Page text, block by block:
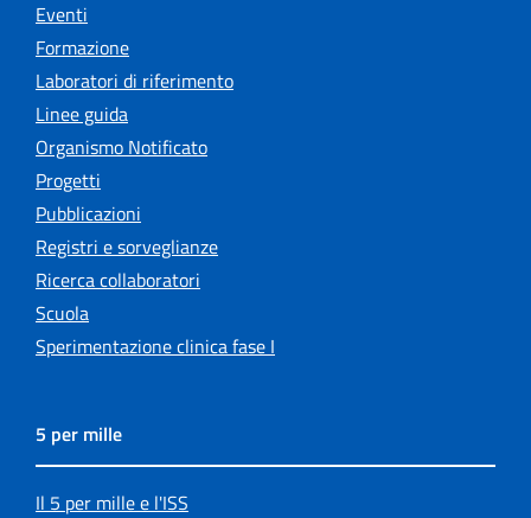
Eventi
Formazione
Laboratori di riferimento
Linee guida
Organismo Notificato
Progetti
Pubblicazioni
Registri e sorveglianze
Ricerca collaboratori
Scuola
Sperimentazione clinica fase I
5 per mille
Il 5 per mille e l'ISS